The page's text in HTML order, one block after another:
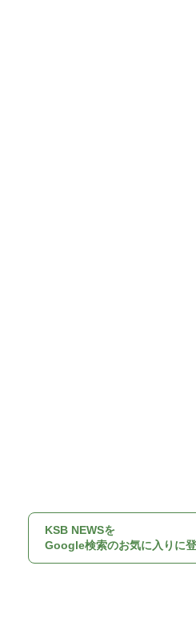
KSB NEWSを
Google検索のお気に入りに